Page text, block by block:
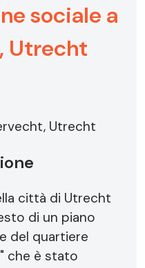
sociale a
Utrecht
Utrecht
città di Utrecht
di un piano
del quartiere
che è stato